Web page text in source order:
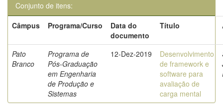
Conjunto de itens:
Câmpus
Programa/Curso
Data do
documento
Título
Pato
Branco
Programa de
Pós-Graduação
em Engenharia
de Produção e
Sistemas
12-Dez-2019
Desenvolvimento
de framework e
software para
avaliação de
carga mental